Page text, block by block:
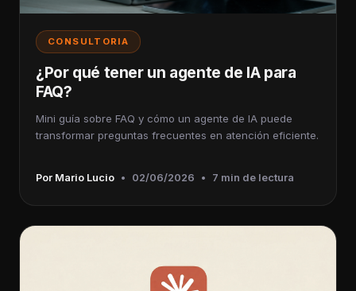
CONSULTORIA
¿Por qué tener un agente de IA para
FAQ?
Mini guía sobre FAQ y cómo un agente de IA puede
transformar preguntas frecuentes en atención eficiente.
Por Mario Lucio • 02/06/2026 • 7 min de lectura